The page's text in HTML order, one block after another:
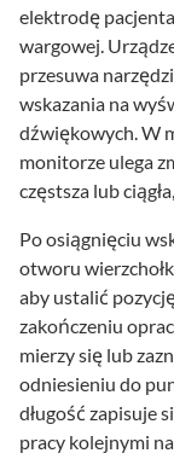
elektrodę
wargowej.
przesuwa
wskazania na
dźwiękowych. W
monitorze ulega
częstsza lub
Po osiągnięciu
otworu
aby ustalić
zakończeniu
mierzy się lub
odniesieniu do
długość zapisuje
pracy kolejnymi